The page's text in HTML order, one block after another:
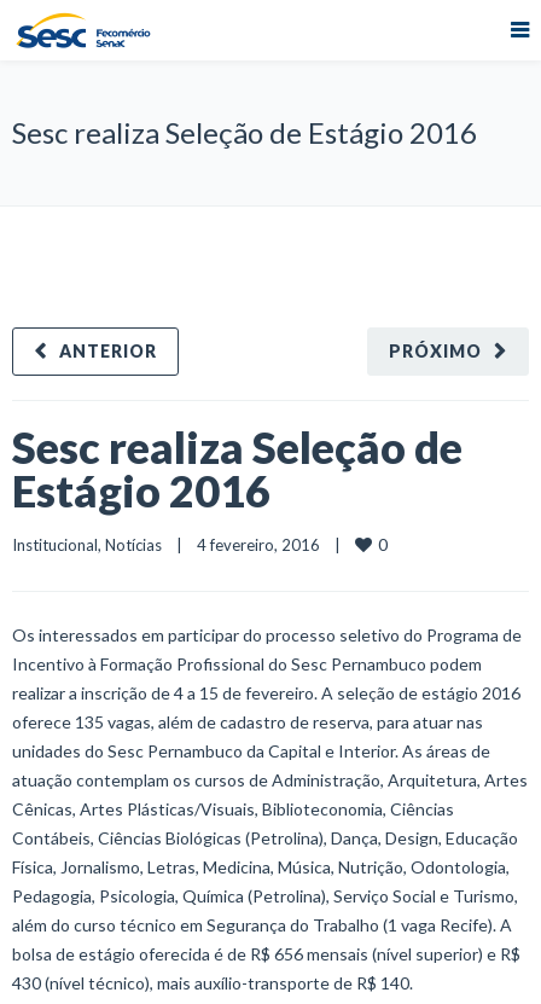
Sesc realiza Seleção de Estágio 2016
PRÓXIMO
ANTERIOR
Sesc realiza Seleção de
Estágio 2016
Institucional, Notícias
    |    4 fevereiro, 2016    |
0
Os interessados em participar do processo seletivo do Programa de
Incentivo à Formação Profissional do Sesc Pernambuco podem
realizar a inscrição de 4 a 15 de fevereiro. A seleção de estágio 2016
oferece 135 vagas, além de cadastro de reserva, para atuar nas
unidades do Sesc Pernambuco da Capital e Interior. As áreas de
atuação contemplam os cursos de Administração, Arquitetura, Artes
Cênicas, Artes Plásticas/Visuais, Biblioteconomia, Ciências
Contábeis, Ciências Biológicas (Petrolina), Dança, Design, Educação
Física, Jornalismo, Letras, Medicina, Música, Nutrição, Odontologia,
Pedagogia, Psicologia, Química (Petrolina), Serviço Social e Turismo,
além do curso técnico em Segurança do Trabalho (1 vaga Recife). A
bolsa de estágio oferecida é de R$ 656 mensais (nível superior) e R$
430 (nível técnico), mais auxílio-transporte de R$ 140.